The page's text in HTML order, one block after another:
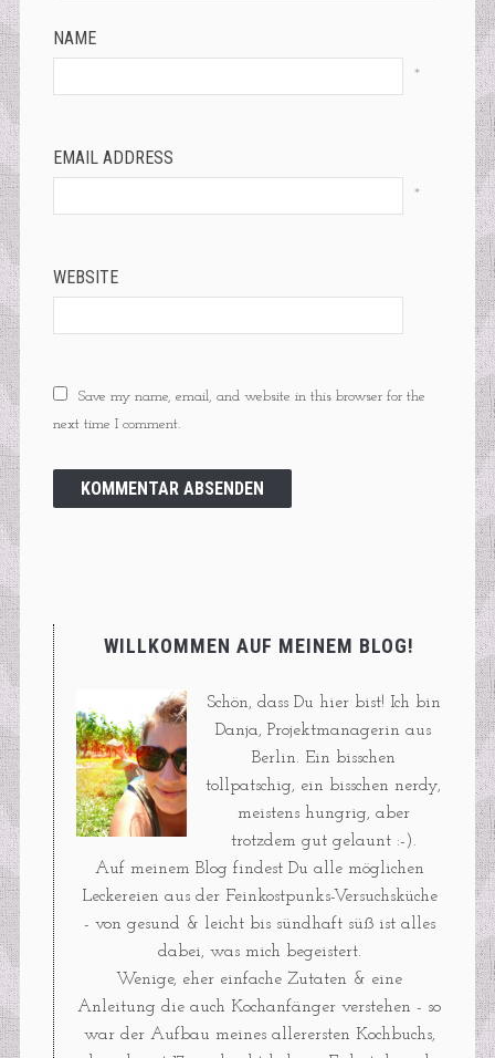
NAME
*
EMAIL ADDRESS
*
WEBSITE
Save my name, email, and website in this browser for the
next time I comment.
WILLKOMMEN AUF MEINEM BLOG!
Schön, dass Du hier bist! Ich bin
Danja, Projektmanagerin aus
Berlin. Ein bisschen
tollpatschig, ein bisschen nerdy,
meistens hungrig, aber
trotzdem gut gelaunt :-).
Auf meinem Blog findest Du alle möglichen
Leckereien aus der Feinkostpunks-Versuchsküche
- von gesund & leicht bis sündhaft süß ist alles
dabei, was mich begeistert.
Wenige, eher einfache Zutaten & eine
Anleitung die auch Kochanfänger verstehen - so
war der Aufbau meines allerersten Kochbuchs,